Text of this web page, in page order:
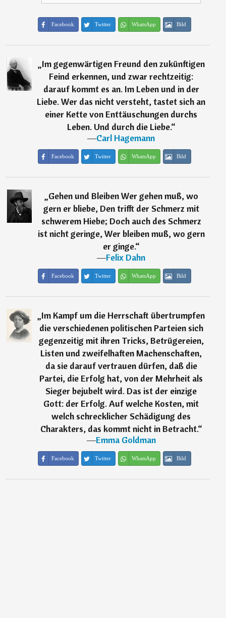
Facebook Twitter WhatsApp Bild
„Im gegenwärtigen Freund den zukünftigen
Feind erkennen, und zwar rechtzeitig:
darauf kommt es an. Im Leben und in der
Liebe. Wer das nicht versteht, tastet sich an
einer Kette von Enttäuschungen durchs
Leben. Und durch die Liebe.“
―Carl Hagemann
Facebook Twitter WhatsApp Bild
„Gehen und Bleiben Wer gehen muß, wo
gern er bliebe, Den trifft der Schmerz mit
schwerem Hiebe; Doch auch des Schmerz
ist nicht geringe, Wer bleiben muß, wo gern
er ginge.“
―Felix Dahn
Facebook Twitter WhatsApp Bild
„Im Kampf um die Herrschaft übertrumpfen
die verschiedenen politischen Parteien sich
gegenzeitig mit ihren Tricks, Betrügereien,
Listen und zweifelhaften Machenschaften,
da sie darauf vertrauen dürfen, daß die
Partei, die Erfolg hat, von der Mehrheit als
Sieger bejubelt wird. Das ist der einzige
Gott: der Erfolg. Auf welche Kosten, mit
welch schrecklicher Schädigung des
Charakters, das kommt nicht in Betracht.“
―Emma Goldman
Facebook Twitter WhatsApp Bild